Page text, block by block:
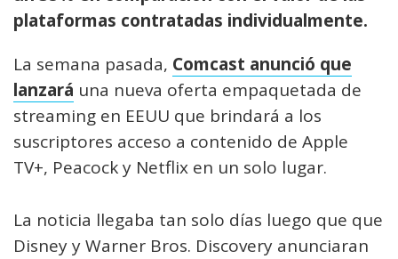
plataformas contratadas individualmente.
La semana pasada, Comcast anunció que
lanzará una nueva oferta empaquetada de
streaming en EEUU que brindará a los
suscriptores acceso a contenido de Apple
TV+, Peacock y Netflix en un solo lugar.
La noticia llegaba tan solo días luego que que
Disney y Warner Bros. Discovery anunciaran